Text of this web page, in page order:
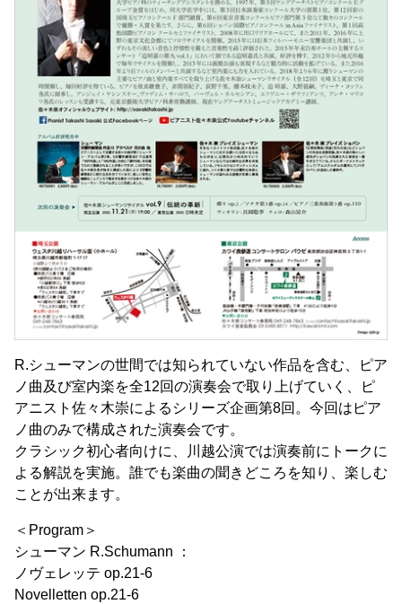
R.シューマンの世間では知られていない作品を含む、ピア
ノ曲及び室内楽を全12回の演奏会で取り上げていく、ピ
アニスト佐々木崇によるシリーズ企画第8回。今回はピア
ノ曲のみで構成された演奏会です。
クラシック初心者向けに、川越公演では演奏前にトークに
よる解説を実施。誰でも楽曲の聞きどころを知り、楽しむ
ことが出来ます。
＜Program＞
シューマン R.Schumann ：
ノヴェレッテ op.21-6
Novelletten op.21-6